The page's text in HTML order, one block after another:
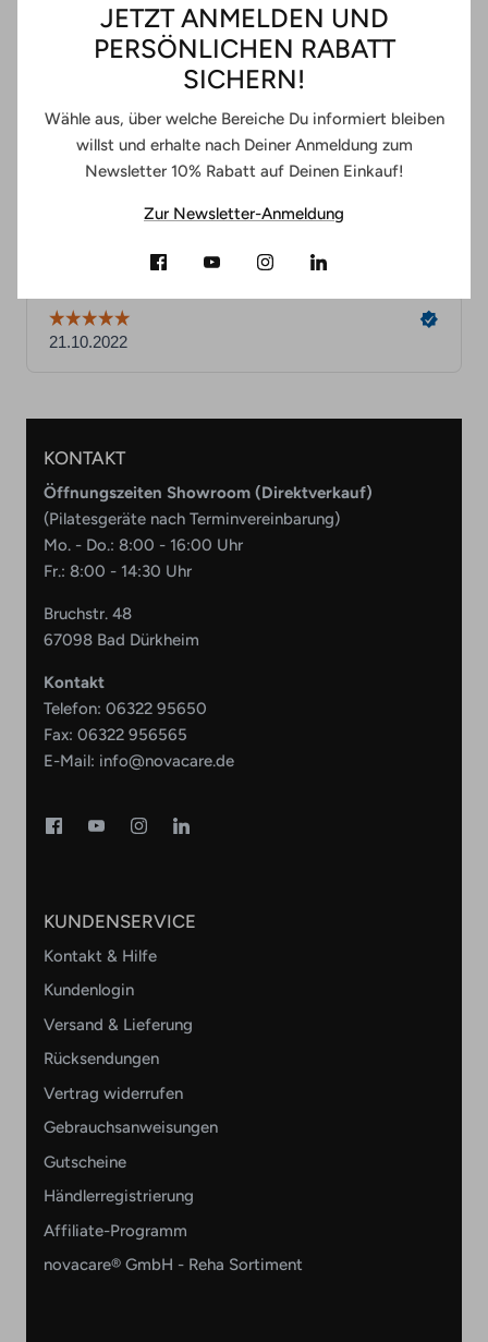
JETZT ANMELDEN UND
PERSÖNLICHEN RABATT
SICHERN!
Wähle aus, über welche Bereiche Du informiert bleiben
willst und erhalte nach Deiner Anmeldung zum
Newsletter 10% Rabatt auf Deinen Einkauf!
Zur Newsletter-Anmeldung
KONTAKT
Öffnungszeiten Showroom (Direktverkauf)
(Pilatesgeräte nach Terminvereinbarung)
Mo. - Do.: 8:00 - 16:00 Uhr
Fr.: 8:00 - 14:30 Uhr
Bruchstr. 48
67098 Bad Dürkheim
Kontakt
Telefon: 06322 95650
Fax: 06322 956565
E-Mail: info@novacare.de
KUNDENSERVICE
Kontakt & Hilfe
Kundenlogin
Versand & Lieferung
Rücksendungen
Vertrag widerrufen
Gebrauchsanweisungen
Gutscheine
Händlerregistrierung
Affiliate-Programm
novacare® GmbH - Reha Sortiment